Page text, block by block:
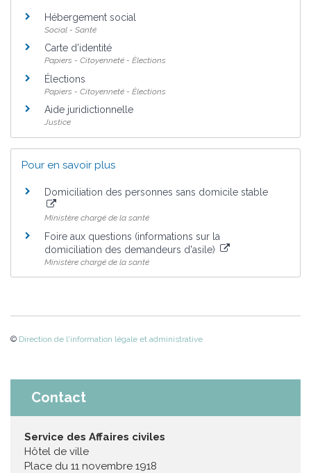
Hébergement social
Social - Santé
Carte d'identité
Papiers - Citoyenneté - Élections
Élections
Papiers - Citoyenneté - Élections
Aide juridictionnelle
Justice
Pour en savoir plus
Domiciliation des personnes sans domicile stable
Ministère chargé de la santé
Foire aux questions (informations sur la
domiciliation des demandeurs d'asile)
Ministère chargé de la santé
© Direction de l'information légale et administrative
Contact
Service des Affaires civiles
Hôtel de ville
Place du 11 novembre 1918